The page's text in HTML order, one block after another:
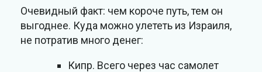
Очевидный факт: чем короче путь, тем он
выгоднее. Куда можно улететь из Израиля,
не потратив много денег:
Кипр. Всего через час самолет